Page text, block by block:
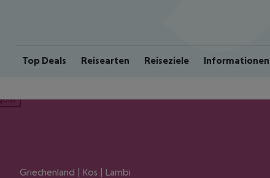
Top Deals Reisearten Reiseziele Informationen
Griechenland | Kos | Lambi